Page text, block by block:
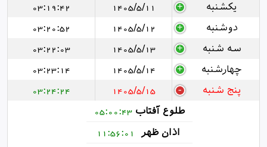
یکشنبه
1405/5/11
03:19:42
دوشنبه
1405/5/12
03:20:52
سه شنبه
1405/5/13
03:22:03
چهارشنبه
1405/5/14
03:23:14
پنج شنبه
1405/5/15
03:24:24
طلوع آفتاب 05:00:43
اذان ظهر
11:56:01